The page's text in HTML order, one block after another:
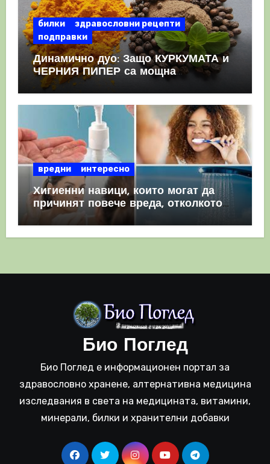
билки
здравословни рецепти
подправки
Динамично дуо: Защо КУРКУМАТА и
ЧЕРНИЯ ПИПЕР са мощна
комбинация
вредни интересно
Хигиенни навици, които могат да
причинят повече вреда, отколкото
полза
Био Поглед
Био Поглед е информационен портал за
здравословно хранене, алтернативна медицина
изследвания в света на медицината, витамини,
минерали, билки и хранителни добавки